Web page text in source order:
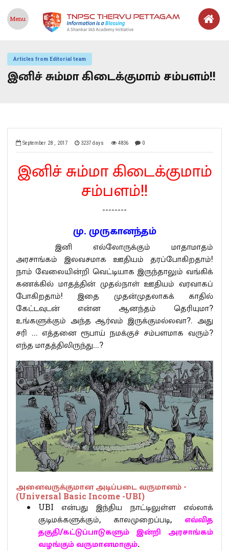
Menu
Articles from Editorial team
இனிச் சும்மா கிடைக்குமாம் சம்பளம்!!
September 28 , 2017 3237 days 4836 0
இனிச் சும்மா கிடைக்குமாம்
சம்பளம்!!
--------
மு. முருகானந்தம்
இனி எல்லோருக்கும் மாதாமாதம்
அரசாங்கம் இலவசமாக ஊதியம் தரப்போகிறதாம்!
நாம் வேலையின்றி வெட்டியாக இருந்தாலும் வங்கிக்
கணக்கில் மாதத்தின் முதல்நாள் ஊதியம் வரவாகப்
போகிறதாம்! இதை முதன்முதலாகக் காதில்
கேட்டவுடன் என்ன ஆனந்தம் தெரியுமா?
உங்களுக்கும் அந்த ஆர்வம் இருக்குமல்லவா?. அது
சரி ... எத்தனை ரூபாய் நமக்குச் சம்பளமாக வரும்?
எந்த மாதத்திலிருந்து...?
அனைவருக்குமான அடிப்படை வருமானம் -
(Universal Basic Income -UBI)
UBI என்பது இந்திய நாட்டிலுள்ள எல்லாக்
குடிமக்களுக்கும், காலமுறைப்படி,எவ்வித
தகுதி/கட்டுப்பாடுகளும் இன்றி அரசாங்கம்
வழங்கும் வருமானமாகும்.